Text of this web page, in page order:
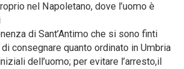
nel Napoletano, dove l’uomo è
di Sant’Antimo che si sono finti
consegnare quanto ordinato in Umbria
dell’uomo; per evitare l’arresto,il